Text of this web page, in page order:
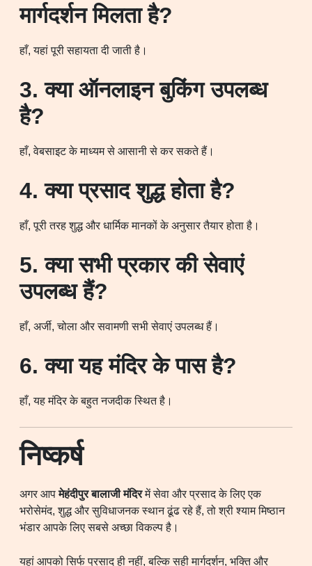
मार्गदर्शन मिलता है?
हाँ, यहां पूरी सहायता दी जाती है।
3. क्या ऑनलाइन बुकिंग उपलब्ध
है?
हाँ, वेबसाइट के माध्यम से आसानी से कर सकते हैं।
4. क्या प्रसाद शुद्ध होता है?
हाँ, पूरी तरह शुद्ध और धार्मिक मानकों के अनुसार तैयार होता है।
5. क्या सभी प्रकार की सेवाएं
उपलब्ध हैं?
हाँ, अर्जी, चोला और सवामणी सभी सेवाएं उपलब्ध हैं।
6. क्या यह मंदिर के पास है?
हाँ, यह मंदिर के बहुत नजदीक स्थित है।
निष्कर्ष
अगर आपमेहंदीपुर बालाजी मंदिरमें सेवा और प्रसाद के लिए एक
भरोसेमंद, शुद्ध और सुविधाजनक स्थान ढूंढ रहे हैं, तो श्री श्याम मिष्ठान
भंडार आपके लिए सबसे अच्छा विकल्प है।
यहां आपको सिर्फ प्रसाद ही नहीं, बल्कि सही मार्गदर्शन, भक्ति और